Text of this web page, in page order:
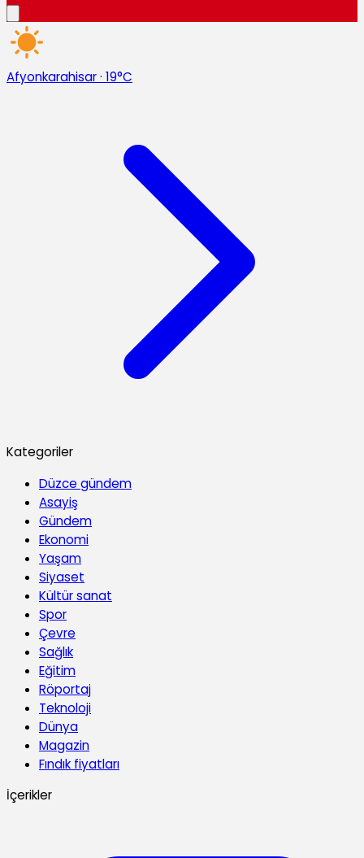
Afyonkarahisar· 19°C
Kategoriler
Düzce gündem
Asayiş
Gündem
Ekonomi
Yaşam
Siyaset
Kültür sanat
Spor
Çevre
Sağlık
Eğitim
Röportaj
Teknoloji
Dünya
Magazin
Fındık fiyatları
İçerikler